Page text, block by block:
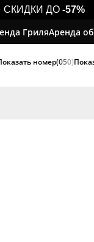
СКИДКИ ДО -57%
ГриляАренда
номер(050)